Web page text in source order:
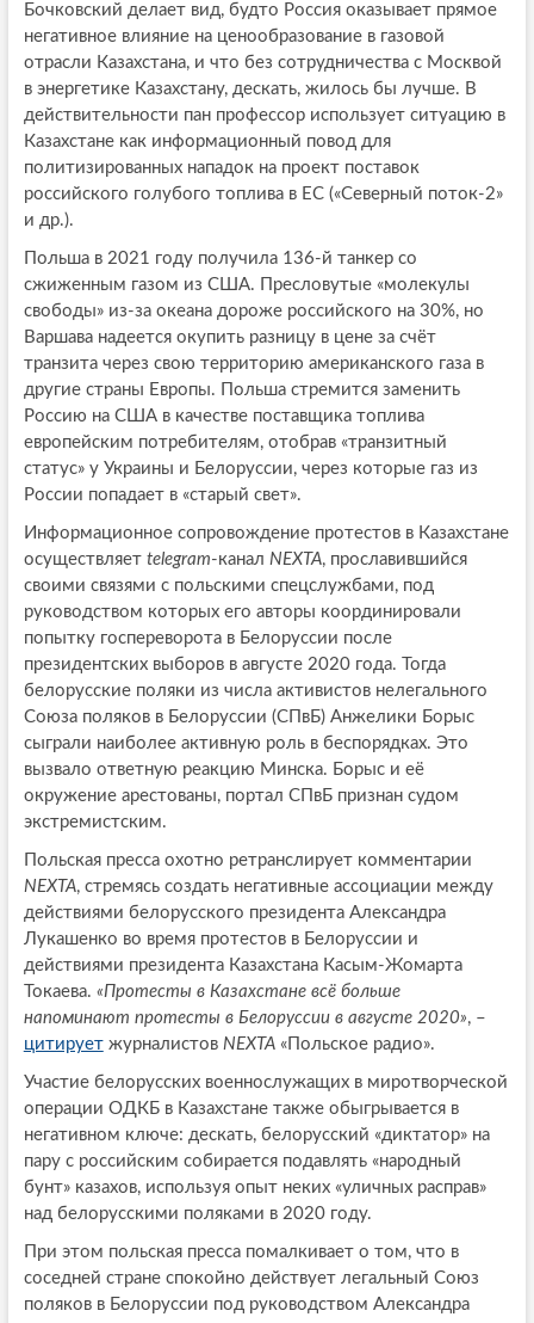
Бочковский делает вид, будто Россия оказывает прямое
негативное влияние на ценообразование в газовой
отрасли Казахстана, и что без сотрудничества с Москвой
в энергетике Казахстану, дескать, жилось бы лучше. В
действительности пан профессор использует ситуацию в
Казахстане как информационный повод для
политизированных нападок на проект поставок
российского голубого топлива в ЕС («Северный поток-2»
и др.).
Польша в 2021 году получила 136-й танкер со
сжиженным газом из США. Пресловутые «молекулы
свободы» из-за океана дороже российского на 30%, но
Варшава надеется окупить разницу в цене за счёт
транзита через свою территорию американского газа в
другие страны Европы. Польша стремится заменить
Россию на США в качестве поставщика топлива
европейским потребителям, отобрав «транзитный
статус» у Украины и Белоруссии, через которые газ из
России попадает в «старый свет».
Информационное сопровождение протестов в Казахстане
осуществляет telegram-канал NEXTA, прославившийся
своими связями с польскими спецслужбами, под
руководством которых его авторы координировали
попытку госпереворота в Белоруссии после
президентских выборов в августе 2020 года. Тогда
белорусские поляки из числа активистов нелегального
Союза поляков в Белоруссии (СПвБ) Анжелики Борыс
сыграли наиболее активную роль в беспорядках. Это
вызвало ответную реакцию Минска. Борыс и её
окружение арестованы, портал СПвБ признан судом
экстремистским.
Польская пресса охотно ретранслирует комментарии
NEXTA, стремясь создать негативные ассоциации между
действиями белорусского президента Александра
Лукашенко во время протестов в Белоруссии и
действиями президента Казахстана Касым-Жомарта
Токаева. «Протесты в Казахстане всё больше
напоминают протесты в Белоруссии в августе 2020», –
цитируетжурналистов NEXTA«Польское радио».
Участие белорусских военнослужащих в миротворческой
операции ОДКБ в Казахстане также обыгрывается в
негативном ключе: дескать, белорусский «диктатор» на
пару с российским собирается подавлять «народный
бунт» казахов, используя опыт неких «уличных расправ»
над белорусскими поляками в 2020 году.
При этом польская пресса помалкивает о том, что в
соседней стране спокойно действует легальный Союз
поляков в Белоруссии под руководством Александра